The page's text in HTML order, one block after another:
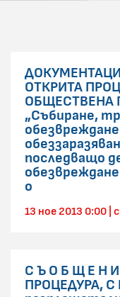
ОТКРИТА
ОБЩЕСТВЕНА
„Събиране,
обезвреждане
последващо
о
13 ное 2013 0:00 |
С Ъ О Б Щ Е Н
ПРОЦЕДУРА, С